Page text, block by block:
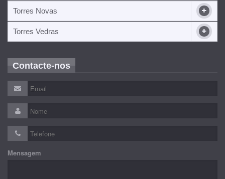
Torres Novas
Torres Vedras
Contacte-nos
Mensagem